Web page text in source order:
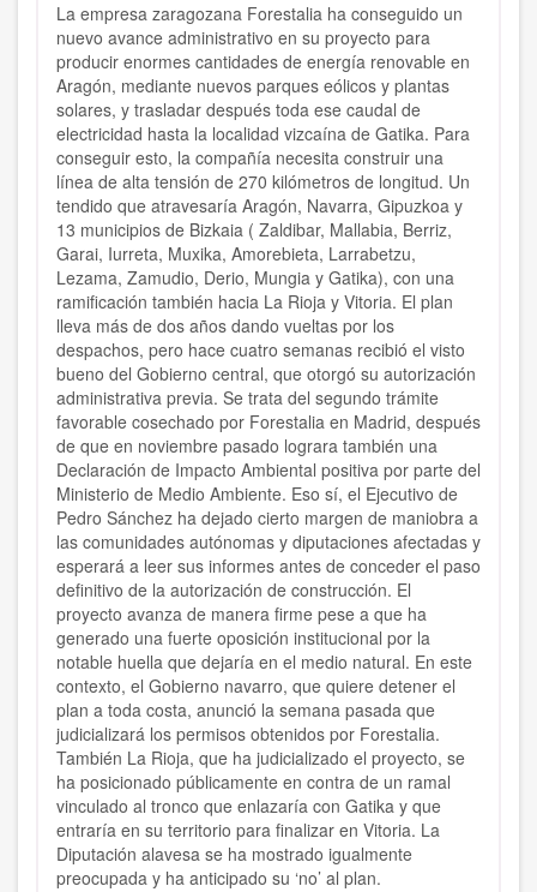
La empresa zaragozana Forestalia ha conseguido un
nuevo avance administrativo en su proyecto para
producir enormes cantidades de energía renovable en
Aragón, mediante nuevos parques eólicos y plantas
solares, y trasladar después toda ese caudal de
electricidad hasta la localidad vizcaína de Gatika. Para
conseguir esto, la compañía necesita construir una
línea de alta tensión de 270 kilómetros de longitud. Un
tendido que atravesaría Aragón, Navarra, Gipuzkoa y
13 municipios de Bizkaia ( Zaldibar, Mallabia, Berriz,
Garai, Iurreta, Muxika, Amorebieta, Larrabetzu,
Lezama, Zamudio, Derio, Mungia y Gatika), con una
ramificación también hacia La Rioja y Vitoria. El plan
lleva más de dos años dando vueltas por los
despachos, pero hace cuatro semanas recibió el visto
bueno del Gobierno central, que otorgó su autorización
administrativa previa. Se trata del segundo trámite
favorable cosechado por Forestalia en Madrid, después
de que en noviembre pasado lograra también una
Declaración de Impacto Ambiental positiva por parte del
Ministerio de Medio Ambiente. Eso sí, el Ejecutivo de
Pedro Sánchez ha dejado cierto margen de maniobra a
las comunidades autónomas y diputaciones afectadas y
esperará a leer sus informes antes de conceder el paso
definitivo de la autorización de construcción. El
proyecto avanza de manera firme pese a que ha
generado una fuerte oposición institucional por la
notable huella que dejaría en el medio natural. En este
contexto, el Gobierno navarro, que quiere detener el
plan a toda costa, anunció la semana pasada que
judicializará los permisos obtenidos por Forestalia.
También La Rioja, que ha judicializado el proyecto, se
ha posicionado públicamente en contra de un ramal
vinculado al tronco que enlazaría con Gatika y que
entraría en su territorio para finalizar en Vitoria. La
Diputación alavesa se ha mostrado igualmente
preocupada y ha anticipado su ‘no’ al plan.